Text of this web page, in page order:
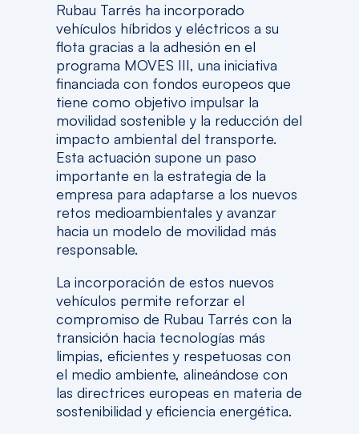
Rubau Tarrés ha incorporado
vehículos híbridos y eléctricos a su
flota gracias a la adhesión en el
programa MOVES III, una iniciativa
financiada con fondos europeos que
tiene como objetivo impulsar la
movilidad sostenible y la reducción del
impacto ambiental del transporte.
Esta actuación supone un paso
importante en la estrategia de la
empresa para adaptarse a los nuevos
retos medioambientales y avanzar
hacia un modelo de movilidad más
responsable.
La incorporación de estos nuevos
vehículos permite reforzar el
compromiso de Rubau Tarrés con la
transición hacia tecnologías más
limpias, eficientes y respetuosas con
el medio ambiente, alineándose con
las directrices europeas en materia de
sostenibilidad y eficiencia energética.